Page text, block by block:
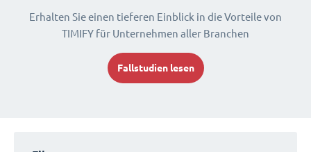
Erhalten Sie einen tieferen Einblick in die Vorteile von
TIMIFY für Unternehmen aller Branchen
Fallstudien lesen